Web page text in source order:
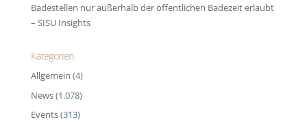
Badestellen nur außerhalb der öffentlichen Badezeit erlaubt
– SISU Insights
Kategorien
Allgemein (4)
News(1.078)
Events(313)